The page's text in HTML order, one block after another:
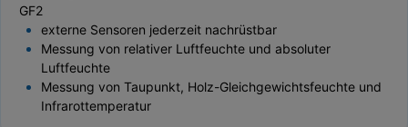
GF2
externe Sensoren jederzeit nachrüstbar
Messung von relativer Luftfeuchte und absoluter
Luftfeuchte
Messung von Taupunkt, Holz-Gleichgewichtsfeuchte und
Infrarottemperatur